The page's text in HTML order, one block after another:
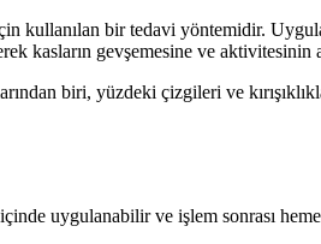
kullanılan bir tedavi yöntemidir.
kasların gevşemesine ve aktivitesinin
biri, yüzdeki çizgileri ve
uygulanabilir ve işlem sonrası